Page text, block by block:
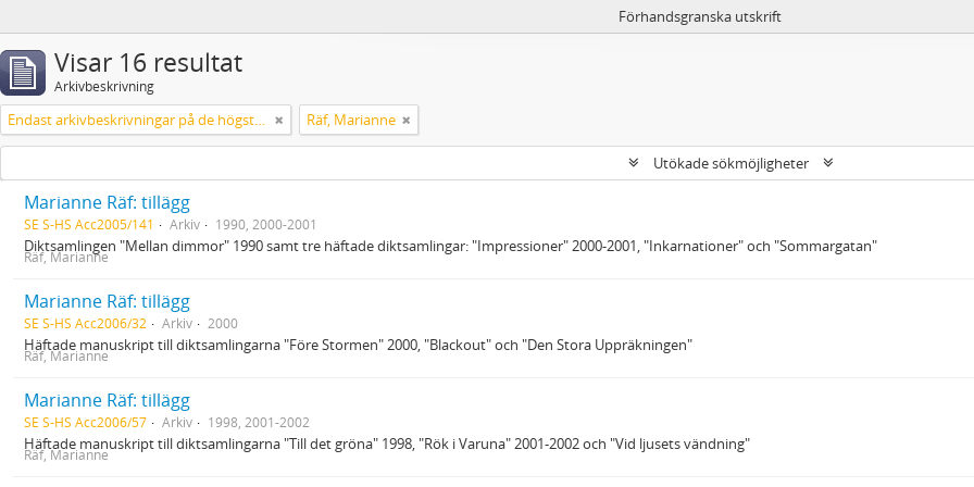
Förhandsgranska utskrift
Visar 16 resultat
Arkivbeskrivning
Endast arkivbeskrivningar på de högsta nivåerna Räf, Marianne
Utökade sökmöjligheter
Marianne Räf: tillägg
SE S-HS Acc2005/141 Arkiv 1990, 2000-2001
Diktsamlingen "Mellan dimmor" 1990 samt tre häftade diktsamlingar: "Impressioner" 2000-2001, "Inkarnationer" och "Sommargatan"
Räf, Marianne
Marianne Räf: tillägg
SE S-HS Acc2006/32 Arkiv 2000
Häftade manuskript till diktsamlingarna "Före Stormen" 2000, "Blackout" och "Den Stora Uppräkningen"
Räf, Marianne
Marianne Räf: tillägg
SE S-HS Acc2006/57 Arkiv 1998, 2001-2002
Häftade manuskript till diktsamlingarna "Till det gröna" 1998, "Rök i Varuna" 2001-2002 och "Vid ljusets vändning"
Räf, Marianne